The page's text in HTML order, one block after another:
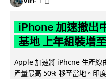
iPhone 加速撤出
基地 上年組裝增
Apple 加速將 iPhone 生產線
產量最高 50% 移至當地。印